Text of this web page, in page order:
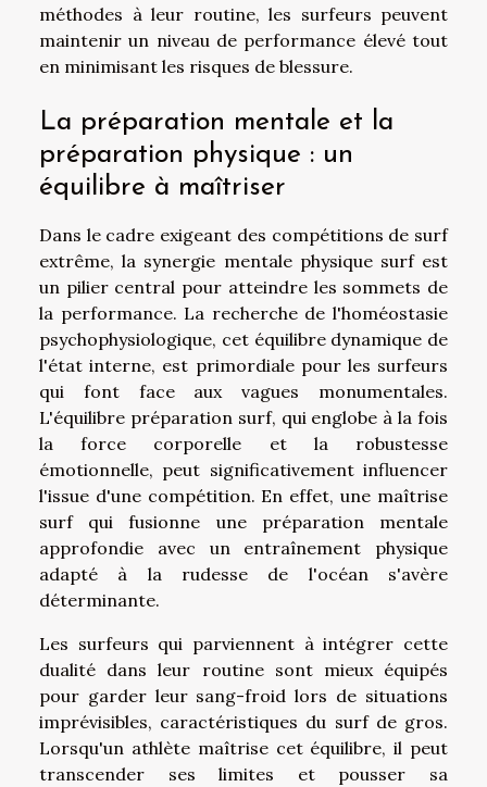
méthodes à leur routine, les surfeurs peuvent
maintenir un niveau de performance élevé tout
en minimisant les risques de blessure.
La préparation mentale et la
préparation physique : un
équilibre à maîtriser
Dans le cadre exigeant des compétitions de surf
extrême, la synergie mentale physique surf est
un pilier central pour atteindre les sommets de
la performance. La recherche de l'homéostasie
psychophysiologique, cet équilibre dynamique de
l'état interne, est primordiale pour les surfeurs
qui font face aux vagues monumentales.
L'équilibre préparation surf, qui englobe à la fois
la force corporelle et la robustesse
émotionnelle, peut significativement influencer
l'issue d'une compétition. En effet, une maîtrise
surf qui fusionne une préparation mentale
approfondie avec un entraînement physique
adapté à la rudesse de l'océan s'avère
déterminante.
Les surfeurs qui parviennent à intégrer cette
dualité dans leur routine sont mieux équipés
pour garder leur sang-froid lors de situations
imprévisibles, caractéristiques du surf de gros.
Lorsqu'un athlète maîtrise cet équilibre, il peut
transcender ses limites et pousser sa